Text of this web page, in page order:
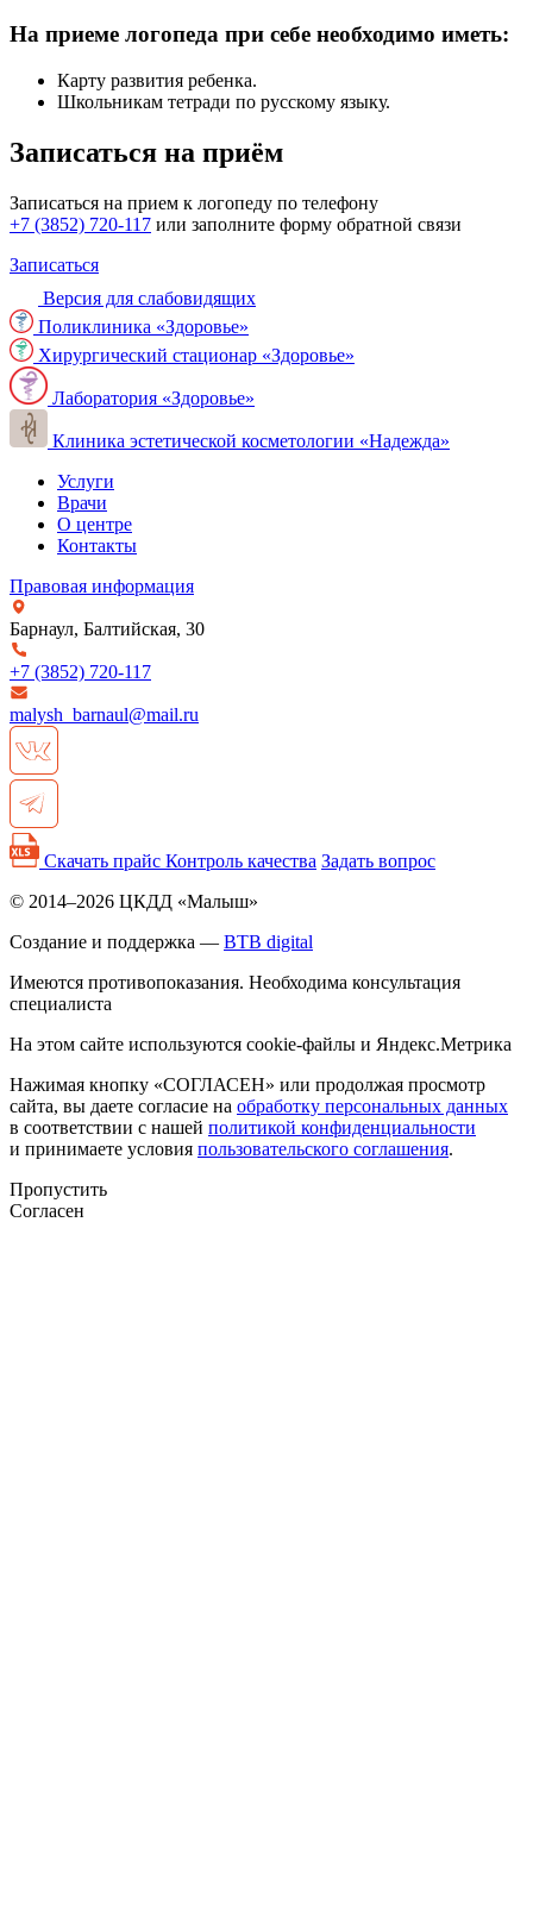
На приеме логопеда при себе необходимо иметь:
Карту развития ребенка.
Школьникам тетради по русскому языку.
Записаться на приём
Записаться на прием к логопеду по телефону
+7 (3852) 720-117 или заполните форму обратной связи
Записаться
Версия для слабовидящих
Поликлиника «Здоровье»
Хирургический стационар «Здоровье»
Лаборатория «Здоровье»
Клиника эстетической косметологии «Надежда»
Услуги
Врачи
О центре
Контакты
Правовая информация
Барнаул, Балтийская, 30
+7 (3852) 720-117
malysh_barnaul@mail.ru
Скачать прайс Контроль качества Задать вопрос
© 2014–2026 ЦКДД «Малыш»
Создание и поддержка — BTB digital
Имеются противопоказания. Необходима консультация
специалиста
На этом сайте используются cookie-файлы и Яндекс.Метрика
Нажимая кнопку «СОГЛАСЕН» или продолжая просмотр
сайта, вы даете согласие на обработку персональных данных
в соответствии с нашей политикой конфиденциальности
и принимаете условия пользовательского соглашения.
Пропустить
Согласен